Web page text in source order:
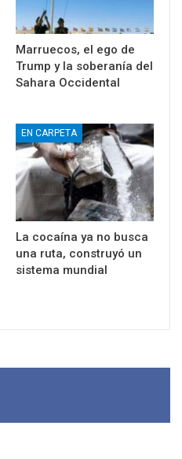
Marruecos, el ego de
Trump y la soberanía del
Sahara Occidental
EN CARPETA
La cocaína ya no busca
una ruta, construyó un
sistema mundial